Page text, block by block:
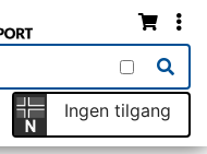
Ingen tilgang